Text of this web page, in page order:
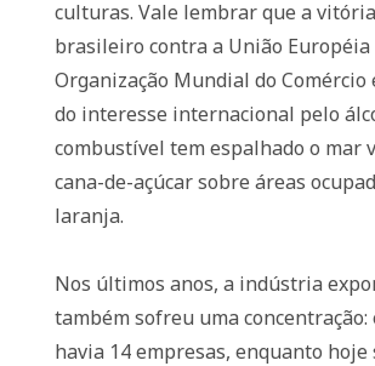
culturas. Vale lembrar que a
brasileiro contra a União Européia
Organização Mundial do Comércio
do interesse internacional pelo
combustível tem espalhado o mar
cana-de-açúcar sobre áreas
laranja.
Nos últimos anos, a indústria
também sofreu uma concentração:
havia 14 empresas, enquanto hoje